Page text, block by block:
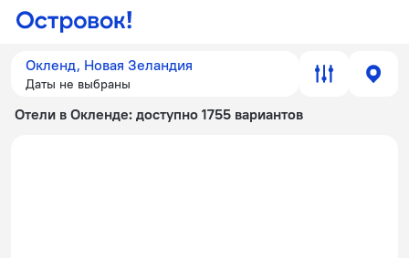
Окленд, Новая Зеландия
Даты не выбраны
Отели в Окленде: доступно 1755 вариантов